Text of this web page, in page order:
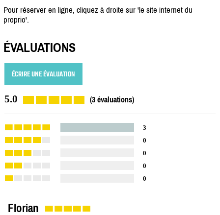
Pour réserver en ligne, cliquez à droite sur 'le site internet du
proprio'.
ÉVALUATIONS
ÉCRIRE UNE ÉVALUATION
5.0 (3 évaluations)
3
0
0
0
0
Florian